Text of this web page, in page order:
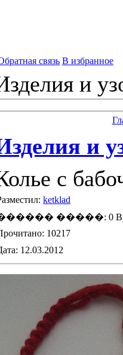
связь В избранное
и
и
с
ketklad
�����: 0
10217
12.03.2012